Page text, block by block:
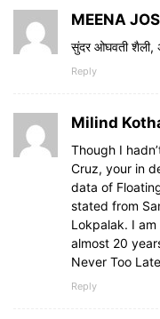
MEENA
सुंदर ओघवती शैली,
Reply
Milind
Though I
Cruz, your in
data of
stated from
Lokpalak. I
almost 20
Never Too
Reply